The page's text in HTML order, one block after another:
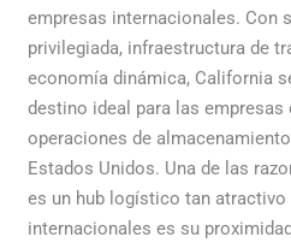
empresas internacionales. Con
privilegiada, infraestructura de
economía dinámica, California
destino ideal para las empresas
operaciones de
Estados Unidos. Una de las
es un hub logístico tan atractivo
internacionales es su